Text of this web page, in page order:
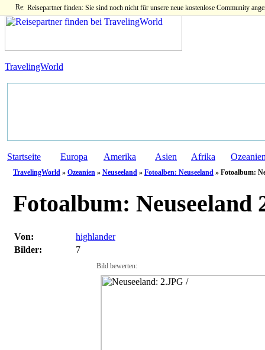
Reisepartner finden: Sie sind noch nicht für unsere neue kostenlose Community
TravelingWorld
Startseite Europa Amerika Asien Afrika
TravelingWorld » Ozeanien » Neuseeland » Fotoalben: Neuseeland » Fotoalbum:
Fotoalbum: Neuseeland
Von:
highlander
Bilder:
7
Bild bewerten: